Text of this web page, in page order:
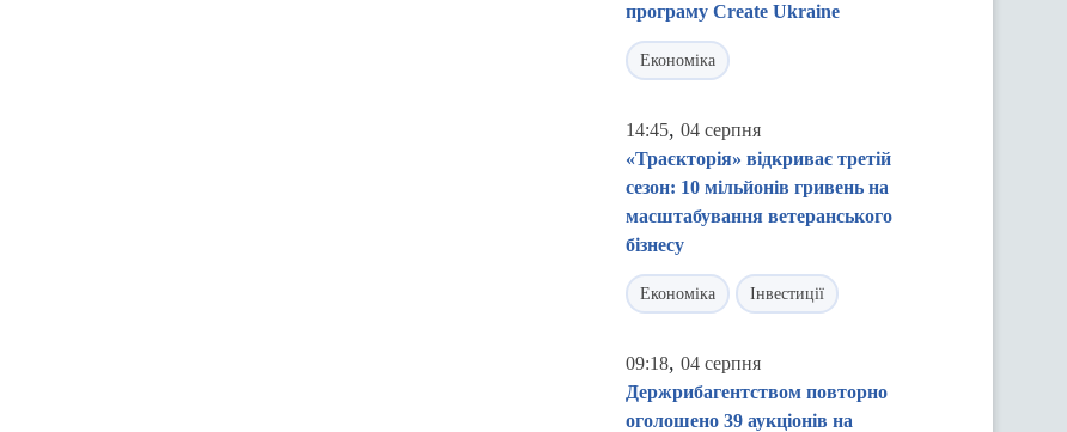
програму Create Ukraine
Економіка
14:45, 04 серпня
«Траєкторія» відкриває третій
сезон: 10 мільйонів гривень на
масштабування ветеранського
бізнесу
Економіка Інвестиції
09:18, 04 серпня
Держрибагентством повторно
оголошено 39 аукціонів на